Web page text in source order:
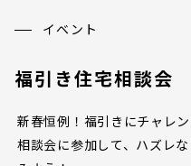
イベント
福引き住宅相談会
新春恒例！福引きにチャレ
相談会に参加して、ハズレ